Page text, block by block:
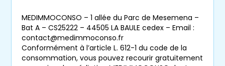
MEDIMMOCONSO – 1 allée du Parc de Mesemena –
Bat A – CS25222 – 44505 LA BAULE cedex – Email :
contact@medimmoconso.fr
Conformément à l’article L. 612-1 du code de la
consommation, vous pouvez recourir gratuitement
Ne manquez aucun bien
correspondant à votre
recherche